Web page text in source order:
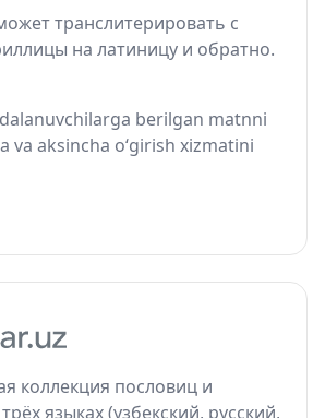
транслитерировать с
на латиницу и обратно.
berilgan matnni
va aksincha o‘girish xizmatini
коллекция пословиц и
языках (узбекский, русский,